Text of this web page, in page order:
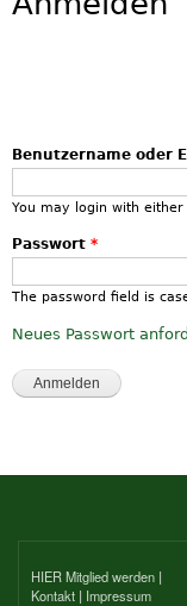
Benutzername oder
You may login with
Passwort *
The password field is
Neues Passwort
HIER Mitglied werden |
Kontakt | Impressum